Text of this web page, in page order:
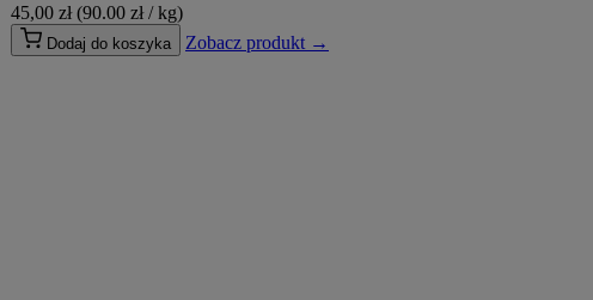
45,00 zł (90.00 zł / kg)
Dodaj do koszyka Zobacz produkt →